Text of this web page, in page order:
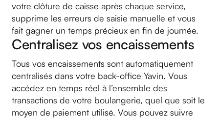
votre clôture de caisse après chaque service,
supprime les erreurs de saisie manuelle et vous
fait gagner un temps précieux en fin de journée.
Centralisez vos encaissements
Tous vos encaissements sont automatiquement
centralisés dans votre back-office Yavin. Vous
accédez en temps réel à l’ensemble des
transactions de votre boulangerie, quel que soit le
moyen de paiement utilisé. Vous pouvez suivre